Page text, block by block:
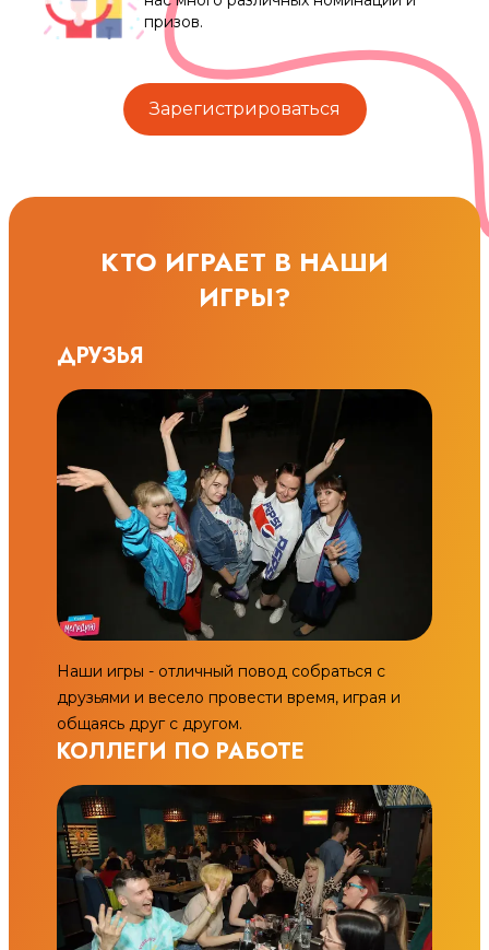
призов.
Зарегистрироваться
КТО ИГРАЕТ В НАШИ
ИГРЫ?
ДРУЗЬЯ
Наши игры - отличный повод собраться с
друзьями и весело провести время, играя и
общаясь друг с другом.
КОЛЛЕГИ ПО РАБОТЕ